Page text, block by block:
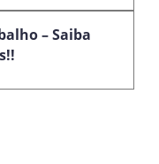
– Saiba